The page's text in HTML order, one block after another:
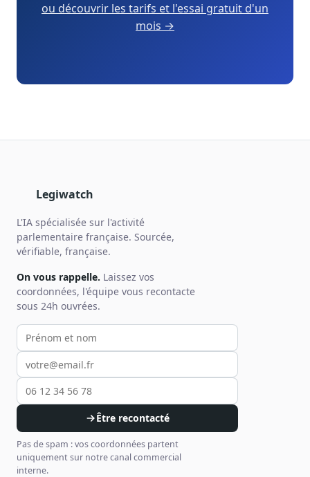
ou découvrir les tarifs et l'essai gratuit d'un
mois →
Legiwatch
L'IA spécialisée sur l'activité
parlementaire française. Sourcée,
vérifiable, française.
On vous rappelle. Laissez vos
coordonnées, l'équipe vous recontacte
sous 24h ouvrées.
Votre prénom et nom
Votre email
Votre téléphone
Être recontacté
Pas de spam : vos coordonnées partent
uniquement sur notre canal commercial
interne.